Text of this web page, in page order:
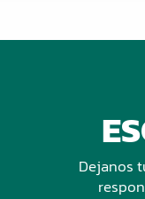
Dejanos